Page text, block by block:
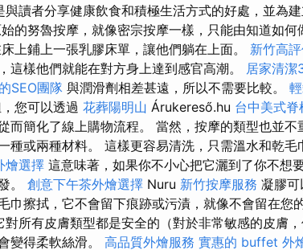
與讀者分享健康飲食和積極生活方式的好處，並為
的努魯按摩，就像密宗按摩一樣，只能由知道如何
上鋪上一張乳膠床單，讓他們躺在上面。 新竹高
這樣他們就能在對方身上達到感官高潮。 居家清潔
SEO團隊 與潤滑劑相差甚遠，所以不需要比較。
您可以透過 花葬陽明山 Árukereső.hu 台中美式脊
而簡化了線上購物流程。 當然，按摩的類型也並不
種或兩種材料。 這樣更容易清洗，只需溫水和乾毛
燴選擇 這意味著，如果你不小心把它灑到了你不想
。 創意下午茶外燴選擇 Nuru 新竹按摩服務 凝膠可
巾擦拭，它不會留下痕跡或污漬，就像不會留在您
對所有皮膚類型都是安全的（對於非常敏感的皮膚
變得柔軟絲滑。 高品質外燴服務 實惠的 buffet 外